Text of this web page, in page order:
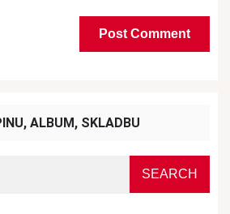
ALBUM, SKLADBU